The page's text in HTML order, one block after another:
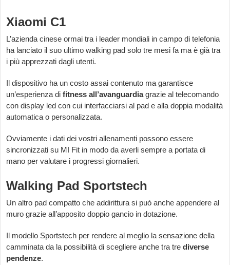
Xiaomi C1
L’azienda cinese ormai tra i leader mondiali in campo di telefonia
ha lanciato il suo ultimo walking pad solo tre mesi fa ma è già tra
i più apprezzati dagli utenti.
Il dispositivo ha un costo assai contenuto ma garantisce
un’esperienza difitness all’avanguardiagrazie al telecomando
con display led con cui interfacciarsi al pad e alla doppia modalità
automatica o personalizzata.
Ovviamente i dati dei vostri allenamenti possono essere
sincronizzati su MI Fit in modo da averli sempre a portata di
mano per valutare i progressi giornalieri.
Walking Pad Sportstech
Un altro pad compatto che addirittura si può anche appendere al
muro grazie all’apposito doppio gancio in dotazione.
Il modello Sportstech per rendere al meglio la sensazione della
camminata da la possibilità di scegliere anche tra trediverse
pendenze.